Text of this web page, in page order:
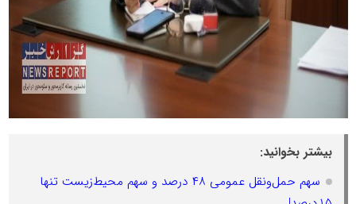
بیشتر بخوانید:
سهم حمل‌ونقل عمومی ۴۸ درصد و سهم محیط‌زیست تنها